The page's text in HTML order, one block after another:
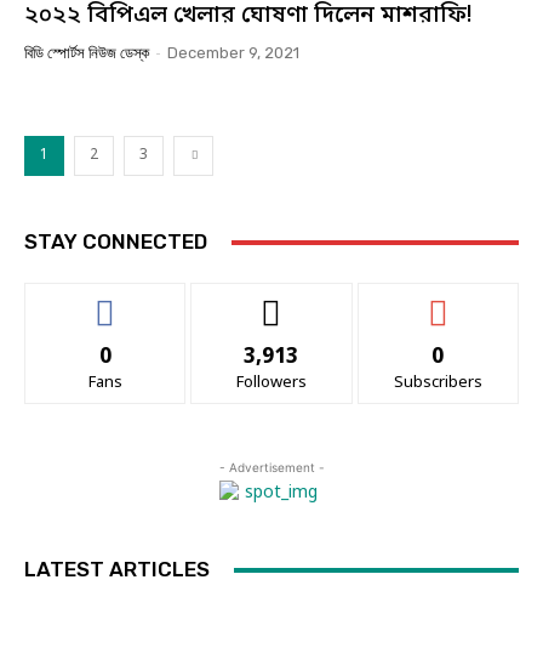
২০২২ বিপিএল খেলার ঘোষণা দিলেন মাশরাফি!
বিডি স্পোর্টস নিউজ ডেস্ক - December 9, 2021
1 2 3
STAY CONNECTED
0
Fans
3,913
Followers
0
Subscribers
- Advertisement -
LATEST ARTICLES